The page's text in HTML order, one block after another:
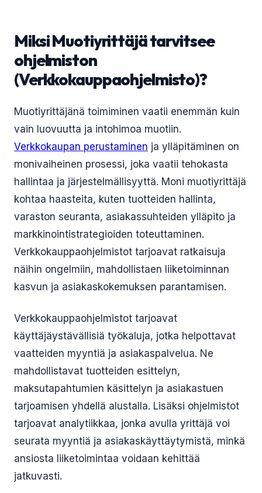
Miksi Muotiyrittäjä tarvitsee
ohjelmiston
(Verkkokauppaohjelmisto)?
Muotiyrittäjänä toimiminen vaatii enemmän kuin
vain luovuutta ja intohimoa muotiin.
Verkkokaupan perustaminen ja ylläpitäminen on
monivaiheinen prosessi, joka vaatii tehokasta
hallintaa ja järjestelmällisyyttä. Moni muotiyrittäjä
kohtaa haasteita, kuten tuotteiden hallinta,
varaston seuranta, asiakassuhteiden ylläpito ja
markkinointistrategioiden toteuttaminen.
Verkkokauppaohjelmistot tarjoavat ratkaisuja
näihin ongelmiin, mahdollistaen liiketoiminnan
kasvun ja asiakaskokemuksen parantamisen.
Verkkokauppaohjelmistot tarjoavat
käyttäjäystävällisiä työkaluja, jotka helpottavat
vaatteiden myyntiä ja asiakaspalvelua. Ne
mahdollistavat tuotteiden esittelyn,
maksutapahtumien käsittelyn ja asiakastuen
tarjoamisen yhdellä alustalla. Lisäksi ohjelmistot
tarjoavat analytiikkaa, jonka avulla yrittäjä voi
seurata myyntiä ja asiakaskäyttäytymistä, minkä
ansiosta liiketoimintaa voidaan kehittää
jatkuvasti.